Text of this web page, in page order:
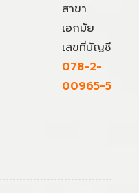
สาขา
เอกมัย
เลขที่บัญชี
078-2-
00965-5